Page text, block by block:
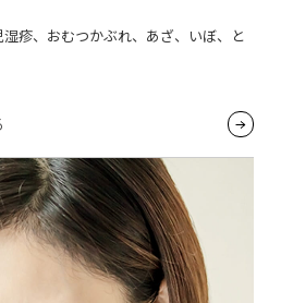
疹、おむつかぶれ、あざ、いぼ、と